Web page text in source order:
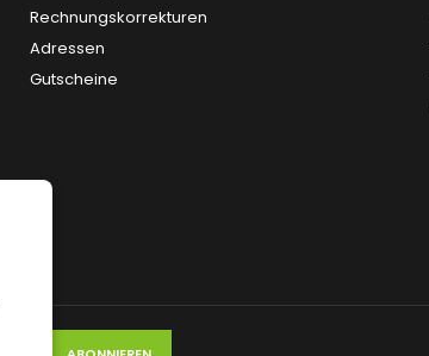
Rechnungskorrekturen
Adressen
Gutscheine